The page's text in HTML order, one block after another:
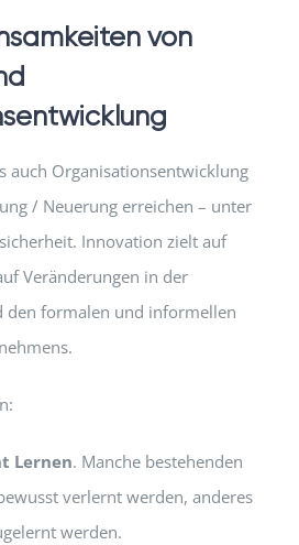
von
auch Organisationsentwicklung
/ Neuerung erreichen – unter
Innovation zielt auf
Veränderungen in der
den formalen und informellen
Lernen. Manche bestehenden
verlernt werden, anderes
werden.